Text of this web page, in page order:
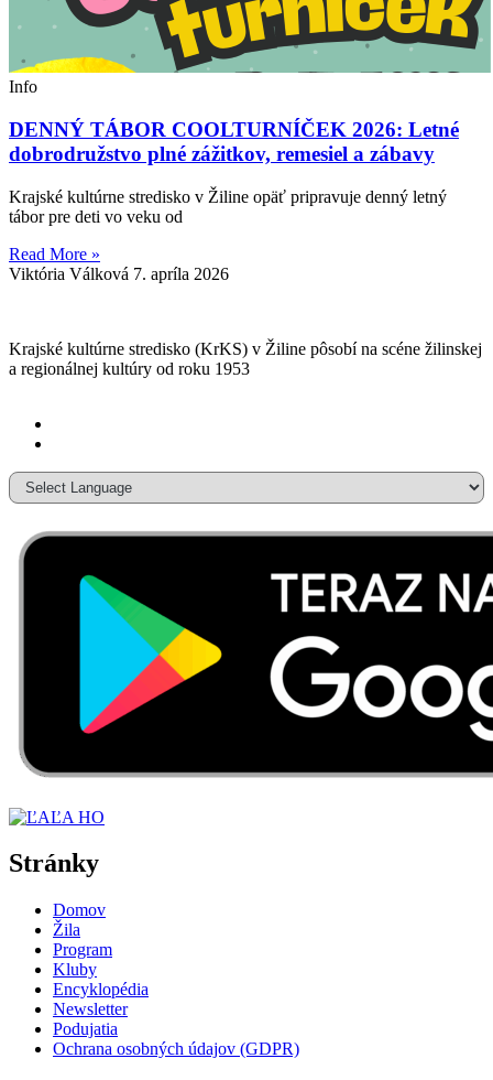
Info
DENNÝ TÁBOR COOLTURNÍČEK 2026: Letné
dobrodružstvo plné zážitkov, remesiel a zábavy
Krajské kultúrne stredisko v Žiline opäť pripravuje denný letný
tábor pre deti vo veku od
Read More »
Viktória Válková 7. apríla 2026
Krajské kultúrne stredisko (KrKS) v Žiline pôsobí na scéne žilinskej
a regionálnej kultúry od roku 1953
Stránky
Domov
Žila
Program
Kluby
Encyklopédia
Newsletter
Podujatia
Ochrana osobných údajov (GDPR)